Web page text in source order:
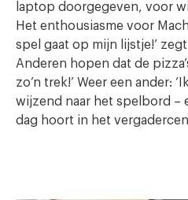
laptop doorgegeven, voor
Het enthousiasme voor
spel gaat op mijn lijstje!’
Anderen hopen dat de
zo’n trek!’ Weer een ander:
wijzend naar het spelbord –
dag hoort in het